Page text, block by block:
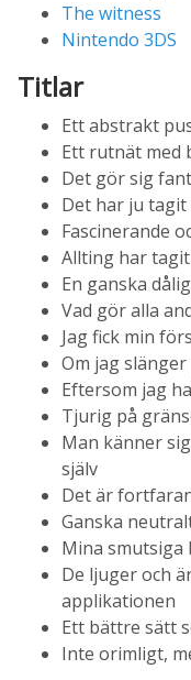
The witness
Nintendo 3DS
Titlar
Ett abstrakt
Ett rutnät med
Det gör sig
Det har ju tagit
Fascinerande
Allting har
En ganska
Vad gör alla
Jag fick min
Om jag
Eftersom jag
Tjurig på
Man känner
själv
Det är
Ganska
Mina
De ljuger och
applikationen
Ett bättre sätt
Inte orimligt,